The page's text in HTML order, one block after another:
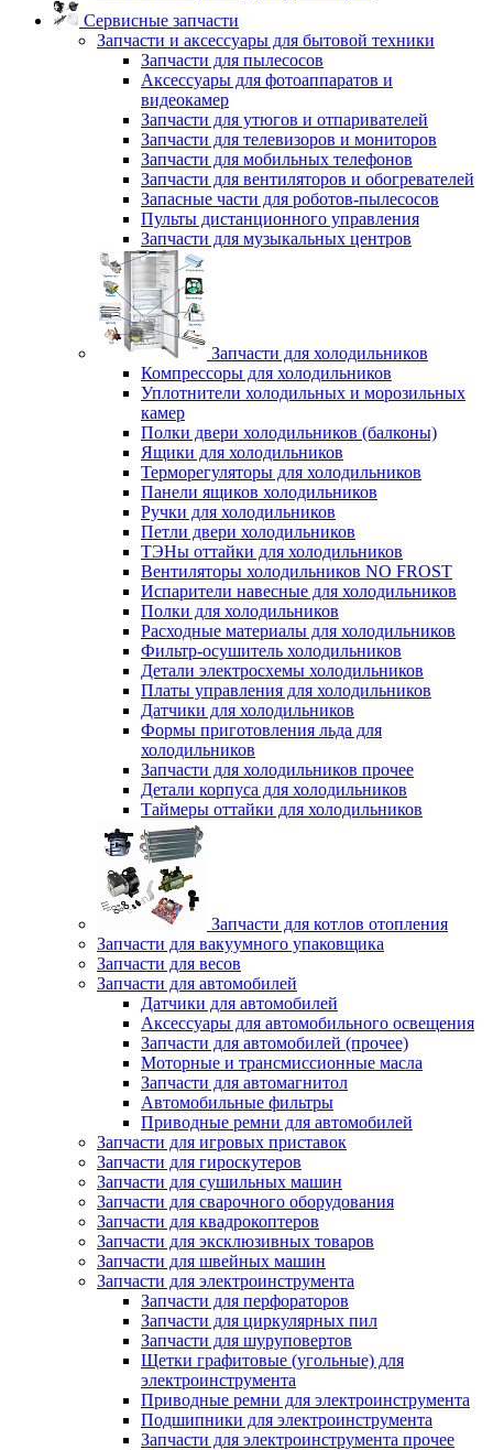
Сервисные запчасти
Запчасти и аксессуары для бытовой техники
Запчасти для пылесосов
Аксессуары для фотоаппаратов и
видеокамер
Запчасти для утюгов и отпаривателей
Запчасти для телевизоров и мониторов
Запчасти для мобильных телефонов
Запчасти для вентиляторов и обогревателей
Запасные части для роботов-пылесосов
Пульты дистанционного управления
Запчасти для музыкальных центров
Запчасти для холодильников
Компрессоры для холодильников
Уплотнители холодильных и морозильных
камер
Полки двери холодильников (балконы)
Ящики для холодильников
Терморегуляторы для холодильников
Панели ящиков холодильников
Ручки для холодильников
Петли двери холодильников
ТЭНы оттайки для холодильников
Вентиляторы холодильников NO FROST
Испарители навесные для холодильников
Полки для холодильников
Расходные материалы для холодильников
Фильтр-осушитель холодильников
Детали электросхемы холодильников
Платы управления для холодильников
Датчики для холодильников
Формы приготовления льда для
холодильников
Запчасти для холодильников прочее
Детали корпуса для холодильников
Таймеры оттайки для холодильников
Запчасти для котлов отопления
Запчасти для вакуумного упаковщика
Запчасти для весов
Запчасти для автомобилей
Датчики для автомобилей
Аксессуары для автомобильного освещения
Запчасти для автомобилей (прочее)
Моторные и трансмиссионные масла
Запчасти для автомагнитол
Автомобильные фильтры
Приводные ремни для автомобилей
Запчасти для игровых приставок
Запчасти для гироскутеров
Запчасти для сушильных машин
Запчасти для сварочного оборудования
Запчасти для квадрокоптеров
Запчасти для эксклюзивных товаров
Запчасти для швейных машин
Запчасти для электроинструмента
Запчасти для перфораторов
Запчасти для циркулярных пил
Запчасти для шуруповертов
Щетки графитовые (угольные) для
электроинструмента
Приводные ремни для электроинструмента
Подшипники для электроинструмента
Запчасти для электроинструмента прочее